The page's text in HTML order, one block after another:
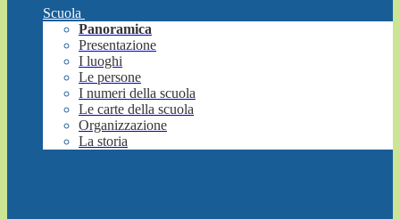
Scuola
Panoramica
Presentazione
I luoghi
Le persone
I numeri della scuola
Le carte della scuola
Organizzazione
La storia